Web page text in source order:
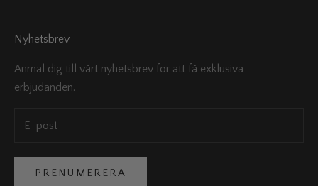
Nyhetsbrev
Anmäl dig till vårt nyhetsbrev för att få exklusiva
erbjudanden.
PRENUMERERA